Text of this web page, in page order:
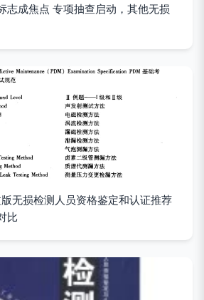
志成焦点 专项抽查启动，其他无损
无损检测人员资格鉴定和认证推荐
比